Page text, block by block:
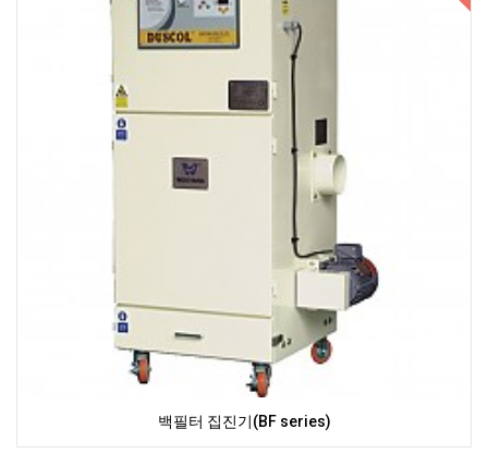
백필터 집진기(BF series)